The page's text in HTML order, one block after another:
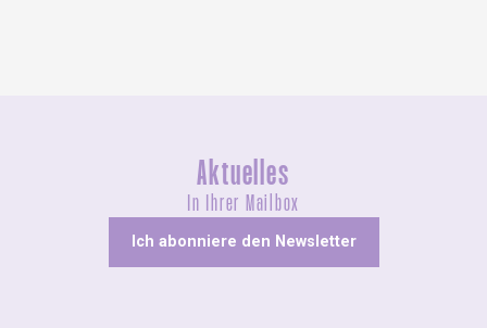
Aktuelles
In Ihrer Mailbox
Ich abonniere den Newsletter